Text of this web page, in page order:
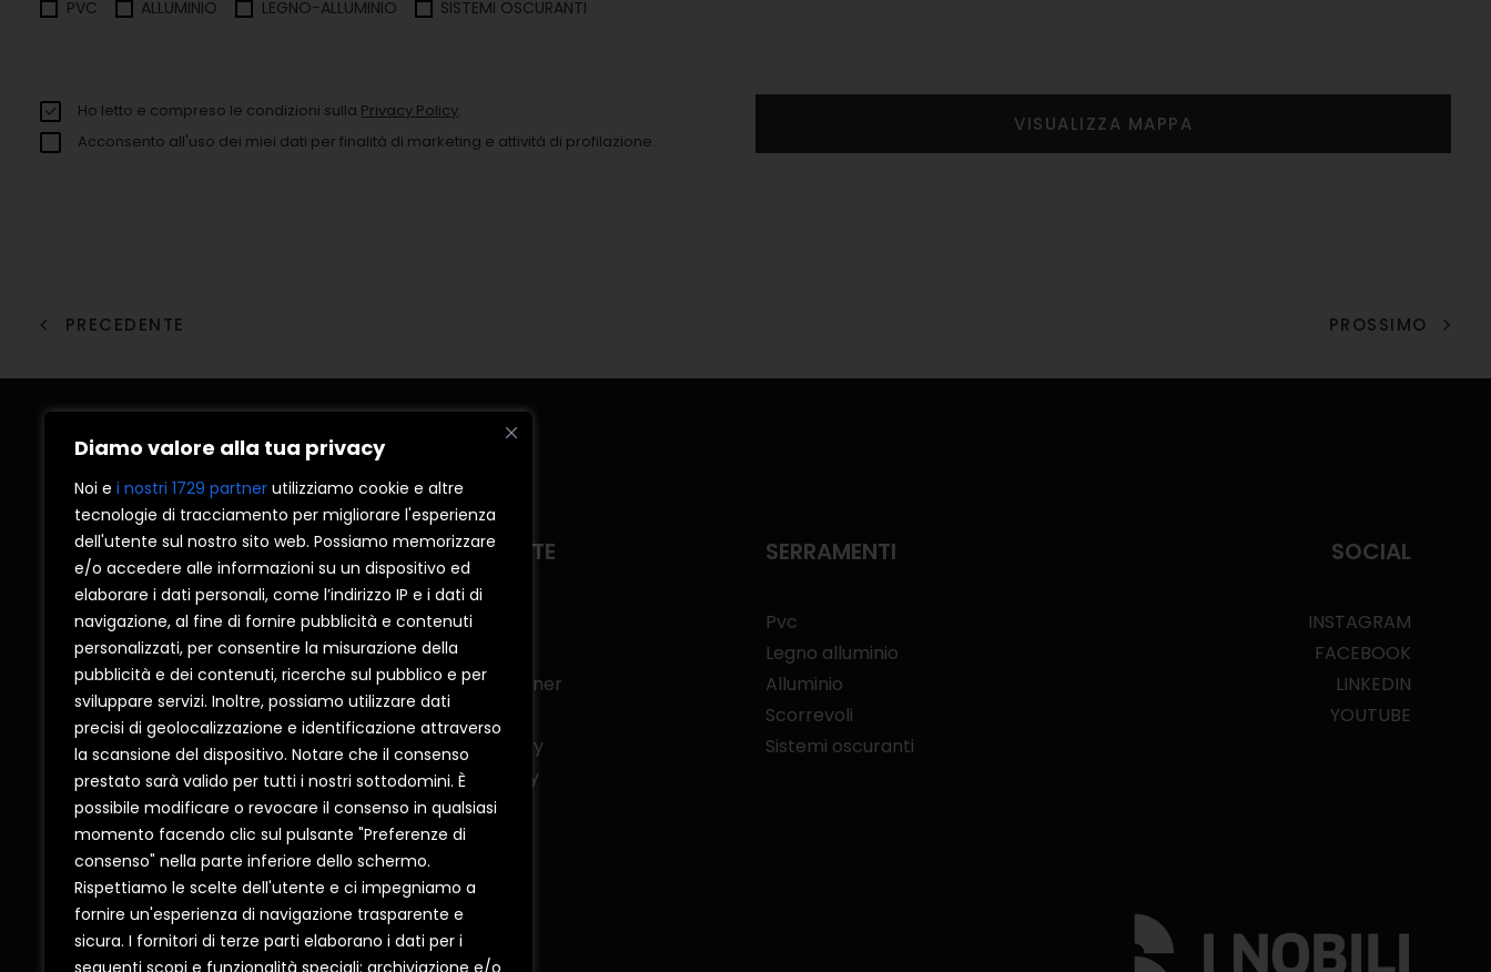
Diamo valore alla tua privacy
Noi e i nostri 1729 partner utilizziamo cookie e altre
tecnologie di tracciamento per migliorare l'esperienza
dell'utente sul nostro sito web. Possiamo memorizzare
e/o accedere alle informazioni su un dispositivo ed
elaborare i dati personali, come l’indirizzo IP e i dati di
navigazione, al fine di fornire pubblicità e contenuti
personalizzati, per consentire la misurazione della
pubblicità e dei contenuti, ricerche sul pubblico e per
sviluppare servizi. Inoltre, possiamo utilizzare dati
precisi di geolocalizzazione e identificazione attraverso
la scansione del dispositivo. Notare che il consenso
prestato sarà valido per tutti i nostri sottodomini. È
possibile modificare o revocare il consenso in qualsiasi
momento facendo clic sul pulsante "Preferenze di
consenso" nella parte inferiore dello schermo.
Rispettiamo le scelte dell'utente e ci impegniamo a
fornire un'esperienza di navigazione trasparente e
sicura. I fornitori di terze parti elaborano i dati per i
seguenti scopi e funzionalità speciali: archiviazione e/o
PVC ALLUMINIO LEGNO-ALLUMINIO SISTEMI OSCURANTI
Ho letto e compreso le condizioni sulla Privacy Policy.
Acconsento all'uso dei miei dati per finalità di marketing e attività di profilazione.
PRECEDENTE PROSSIMO
CONTATTI
I NOBILI srl
Produzione di Finestre e Persiane.
P.IVA 04829870726
Reg. impr. Bari 04829870726
CAP. SOCIALE €602000 c.i.
C.C.I.A.A. Bari – REA n.336394
CORPORATE
Azienda
Consigli
Diventa Partner
Contatti
Privacy policy
Cookie policy
SERRAMENTI
Pvc
Legno alluminio
Alluminio
Scorrevoli
Sistemi oscuranti
SOCIAL
INSTAGRAM
FACEBOOK
LINKEDIN
YOUTUBE
FINESTRA